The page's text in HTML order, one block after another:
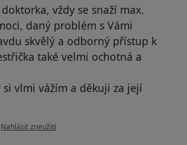
vždy se snaží max.
daný problém s Vámi
skvělý a odborný přístup k
také velmi ochotná a
vlmi vážím a děkuji za její
podle názoru uživatele Pacient
Nahlásit zneužití